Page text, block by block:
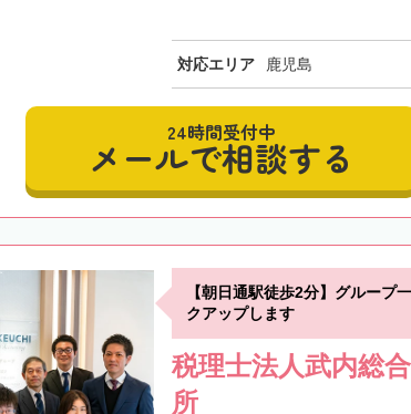
対応エリア 鹿児島
24時間受付中
メールで相談する
【朝日通駅徒歩2分】グループ
クアップします
税理士法人武内総
所